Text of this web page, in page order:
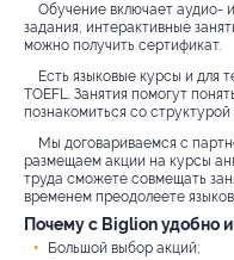
Обучение включает аудио-
задания, интерактивные
можно получить сертификат.
Есть языковые курсы и для
TOEFL. Занятия помогут
познакомиться со
Мы договариваемся с
размещаем акции на курсы
труда сможете совмещать
временем преодолеете
Почему с Biglion удобно
Большой выбор акций;